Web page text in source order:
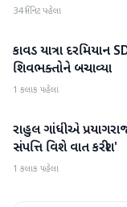
34 મિનિટ પહેલા
રાષ્ટ્રીય
કાવડ યાત્રા દરમિયાન
શિવભક્તોને બચાવ્યા
1 કલાક પહેલા
રાષ્ટ્રીય
રાહુલ ગાંધીએ
સંપત્તિ વિશે વાત કરીશ'
1 કલાક પહેલા